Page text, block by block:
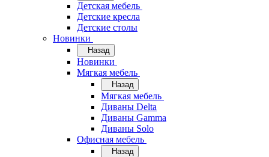
Детская мебель
Детские кресла
Детские столы
Новинки
Назад
Новинки
Мягкая мебель
Назад
Мягкая мебель
Диваны Delta
Диваны Gamma
Диваны Solo
Офисная мебель
Назад